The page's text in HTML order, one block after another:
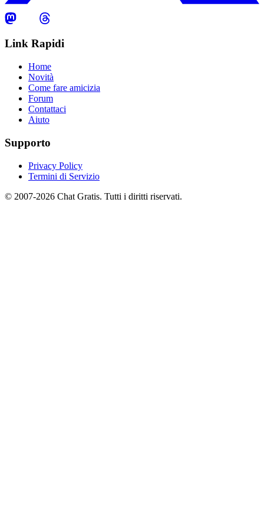
Link Rapidi
Home
Novità
Come fare amicizia
Forum
Contattaci
Aiuto
Supporto
Privacy Policy
Termini di Servizio
© 2007-2026 Chat Gratis. Tutti i diritti riservati.